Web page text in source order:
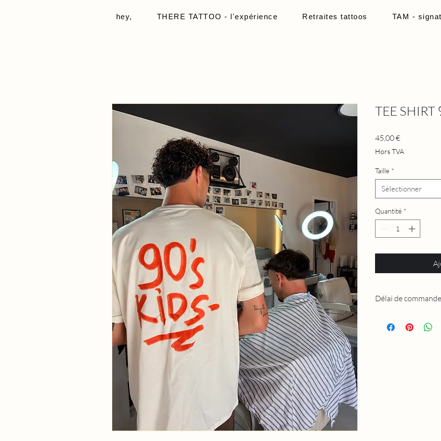
hey, THERE TATTOO - l'expérience Retraites tattoos TAM -
TEE SHIRT
45,00 €Prix
Hors TVA
Taille *
Sélectionner
Quantité *
Délai de commande
groupées donc des